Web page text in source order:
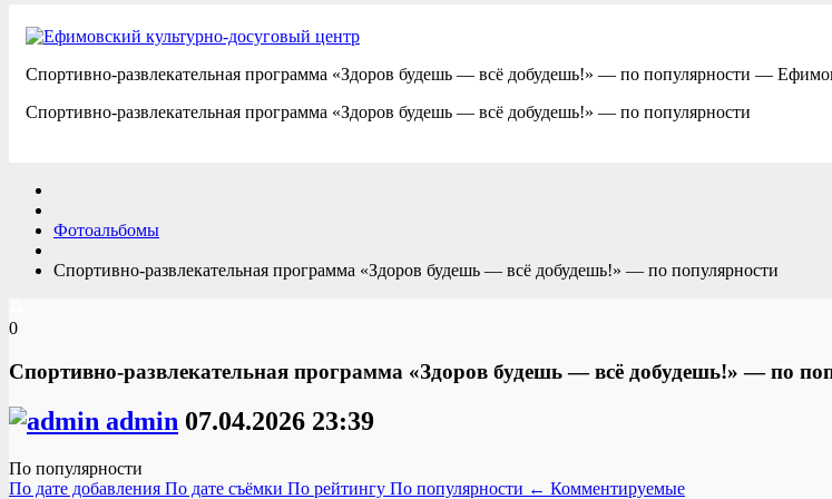
Cпортивно-развлекательная программа «Здоров будешь — всё добудешь!» — по популярности —
Cпортивно-развлекательная программа «Здоров будешь — всё добудешь!» — по популярности
Фотоальбомы
Cпортивно-развлекательная программа «Здоров будешь — всё добудешь!» — по популярности
0
Cпортивно-развлекательная программа «Здоров будешь — всё добудешь!» — по
admin 07.04.2026 23:39
По популярности
По дате добавления По дате съёмки По рейтингу По популярности ← Комментируемые